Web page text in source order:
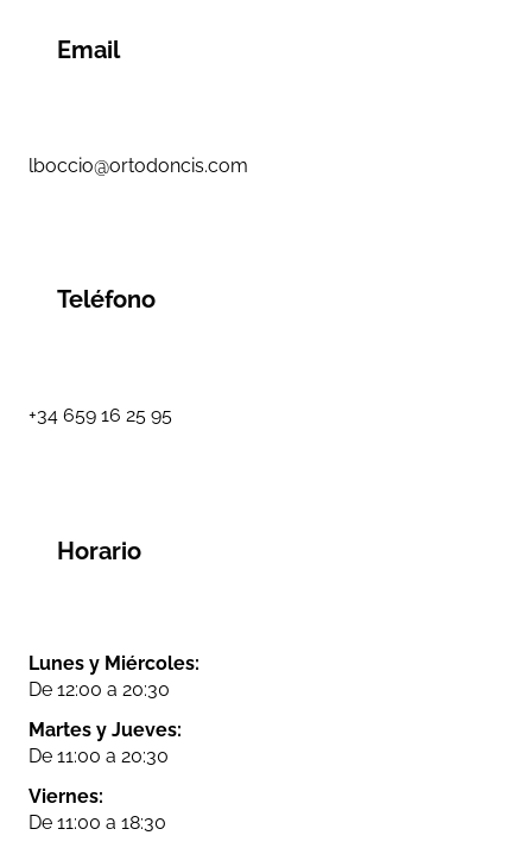
Email
lboccio@ortodoncis.com
Teléfono
+34 659 16 25 95
Horario
Lunes y Miércoles:
De 12:00 a 20:30
Martes y Jueves:
De 11:00 a 20:30
Viernes:
De 11:00 a 18:30